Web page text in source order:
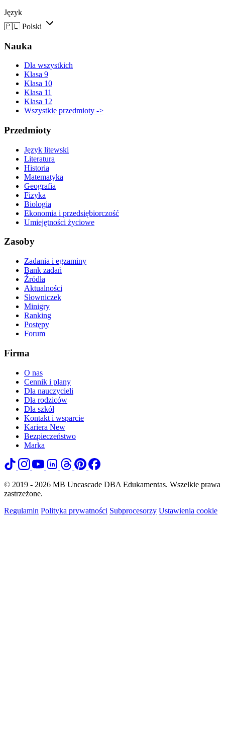
Język
🇵🇱 Polski
Nauka
Dla wszystkich
Klasa 9
Klasa 10
Klasa 11
Klasa 12
Wszystkie przedmioty ->
Przedmioty
Język litewski
Literatura
Historia
Matematyka
Geografia
Fizyka
Biologia
Ekonomia i przedsiębiorczość
Umiejętności życiowe
Zasoby
Zadania i egzaminy
Bank zadań
Źródła
Aktualności
Słowniczek
Minigry
Ranking
Postępy
Forum
Firma
O nas
Cennik i plany
Dla nauczycieli
Dla rodziców
Dla szkół
Kontakt i wsparcie
Kariera New
Bezpieczeństwo
Marka
© 2019 - 2026 MB Uncascade DBA Edukamentas. Wszelkie prawa
zastrzeżone.
Regulamin Polityka prywatności Subprocesorzy Ustawienia cookie